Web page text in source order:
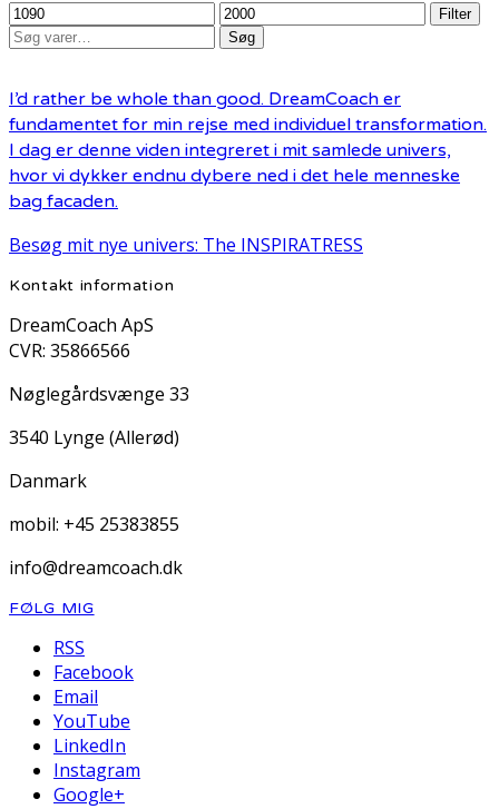
Mindste
pris
Højeste
pris
Filter
Søg
Søg
I’d rather be whole than good. DreamCoach er
fundamentet for min rejse med individuel transformation.
I dag er denne viden integreret i mit samlede univers,
hvor vi dykker endnu dybere ned i det hele menneske
bag facaden.
Besøg mit nye univers: The INSPIRATRESS
Kontakt information
DreamCoach ApS
CVR: 35866566
Nøglegårdsvænge 33
3540 Lynge (Allerød)
Danmark
mobil: +45 25383855
info@dreamcoach.dk
FØLG MIG
RSS
Facebook
Email
YouTube
LinkedIn
Instagram
Google+